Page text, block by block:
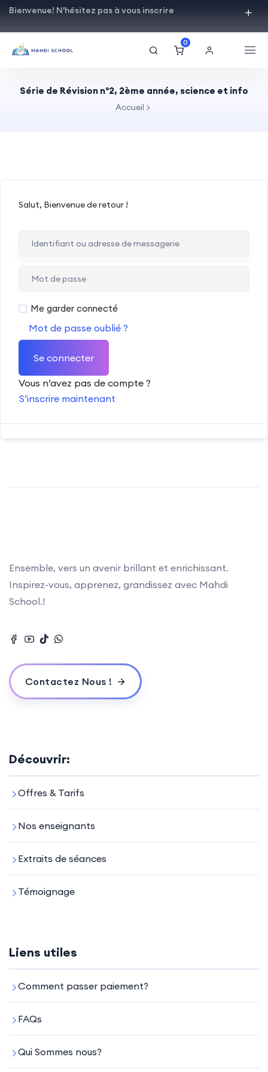
Bienvenue! N'hésitez pas à vous inscrire
0
Série de Révision n°2, 2ème année, science et info
Accueil
Salut, Bienvenue de retour !
Me garder connecté
Mot de passe oublié ?
Se connecter
Vous n’avez pas de compte ?
S’inscrire maintenant
Ensemble, vers un avenir brillant et enrichissant.
Inspirez-vous, apprenez, grandissez avec Mahdi
School.!
Contactez Nous !
Découvrir:
Offres & Tarifs
Nos enseignants
Extraits de séances
Témoignage
Liens utiles
Comment passer paiement?
FAQs
Qui Sommes nous?